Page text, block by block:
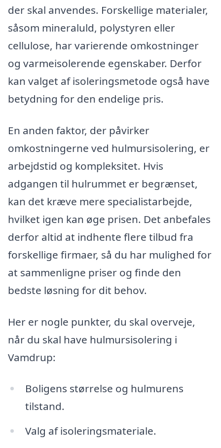
der skal anvendes. Forskellige materialer,
såsom mineraluld, polystyren eller
cellulose, har varierende omkostninger
og varmeisolerende egenskaber. Derfor
kan valget af isoleringsmetode også have
betydning for den endelige pris.
En anden faktor, der påvirker
omkostningerne ved hulmursisolering, er
arbejdstid og kompleksitet. Hvis
adgangen til hulrummet er begrænset,
kan det kræve mere specialistarbejde,
hvilket igen kan øge prisen. Det anbefales
derfor altid at indhente flere tilbud fra
forskellige firmaer, så du har mulighed for
at sammenligne priser og finde den
bedste løsning for dit behov.
Her er nogle punkter, du skal overveje,
når du skal have hulmursisolering i
Vamdrup:
Boligens størrelse og hulmurens
tilstand.
Valg af isoleringsmateriale.